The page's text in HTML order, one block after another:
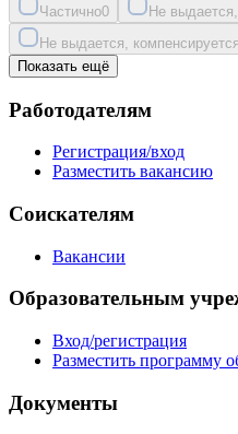
Частично0 Не
Не выдается,
Показать ещё
Работодателям
Регистрация/вход
Разместить вакансию
Соискателям
Вакансии
Образовательным
Вход/регистрация
Разместить программу
Документы